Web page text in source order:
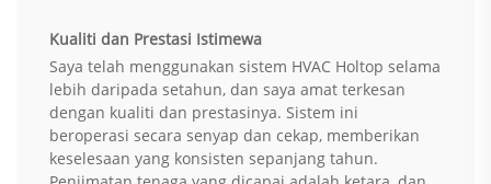
Kualiti dan Prestasi Istimewa
Saya telah menggunakan sistem HVAC Holtop selama
lebih daripada setahun, dan saya amat terkesan
dengan kualiti dan prestasinya. Sistem ini
beroperasi secara senyap dan cekap, memberikan
keselesaan yang konsisten sepanjang tahun.